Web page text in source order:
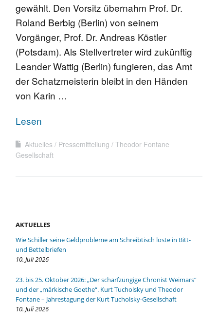
gewählt. Den Vorsitz übernahm Prof. Dr.
Roland Berbig (Berlin) von seinem
Vorgänger, Prof. Dr. Andreas Köstler
(Potsdam). Als Stellvertreter wird zukünftig
Leander Wattig (Berlin) fungieren, das Amt
der Schatzmeisterin bleibt in den Händen
von Karin …
Lesen
Aktuelles Pressemitteilung
Theodor Fontane
Gesellschaft
AKTUELLES
Wie Schiller seine Geldprobleme am Schreibtisch löste in Bitt-
und Bettelbriefen
10. Juli 2026
23. bis 25. Oktober 2026: „Der scharfzüngige Chronist Weimars“
und der „märkische Goethe“. Kurt Tucholsky und Theodor
Fontane – Jahrestagung der Kurt Tucholsky-Gesellschaft
10. Juli 2026